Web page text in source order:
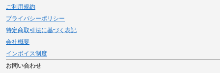
ご利用規約
プライバシーポリシー
特定商取引法に基づく表記
会社概要
インボイス制度
お問い合わせ